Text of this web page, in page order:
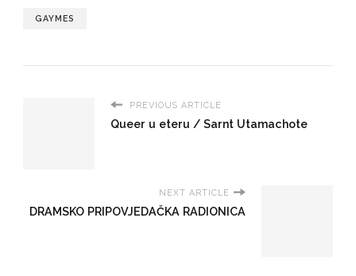
GAYMES
PREVIOUS ARTICLE
Queer u eteru / Sarnt Utamachote
NEXT ARTICLE
DRAMSKO PRIPOVJEDAČKA RADIONICA